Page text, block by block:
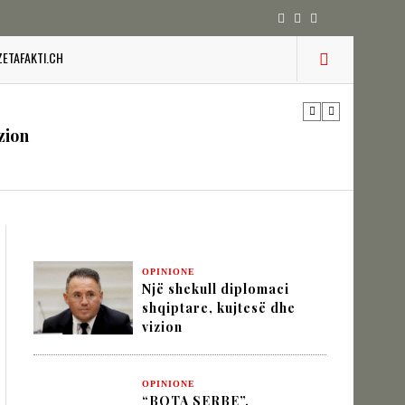
DHE STABILITETIN E BALLKANIT
SHQIPTAR
NËPËRMJET INXHINIERISË SË
OPINIONE
Një shekull diplomaci
shqiptare, kujtesë dhe
vizion
OPINIONE
“BOTA SERBE”,